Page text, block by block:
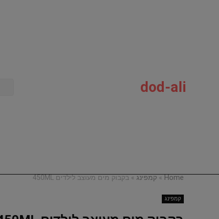
dod-ali
Home
» קמפינג » בקבוק מים מעוצב לילדים 450ML
קמפינג